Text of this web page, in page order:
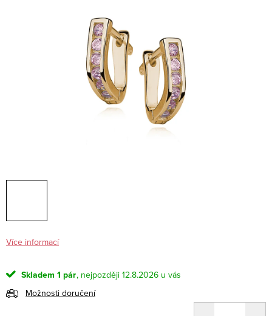
Více informací
Skladem 1 pár
12.8.2026
Možnosti doručení